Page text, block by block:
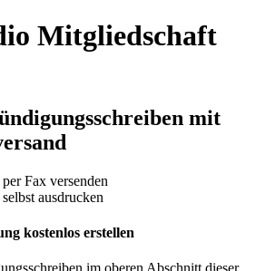
Mitgliedschaft
mit
Fax versenden
ausdrucken
kostenlos erstellen